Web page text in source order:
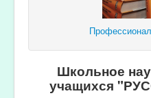
Школьное
учащихся